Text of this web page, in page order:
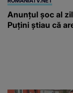
Anunţul şoc al
Puţini ştiau că